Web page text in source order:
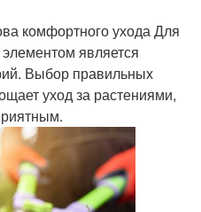
комфортного ухода Для
является
Выбор правильных
уход за растениями,